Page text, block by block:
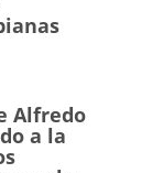
Alfredo
a la